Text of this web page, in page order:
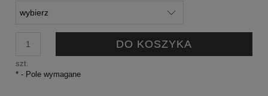
szt.
DO KOSZYKA
* - Pole wymagane